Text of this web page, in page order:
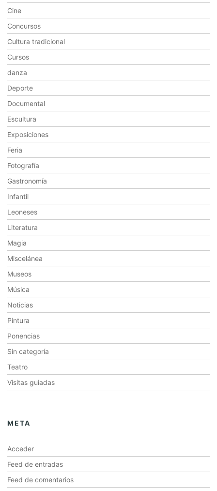
Cine
Concursos
Cultura tradicional
Cursos
danza
Deporte
Documental
Escultura
Exposiciones
Feria
Fotografía
Gastronomía
Infantil
Leoneses
Literatura
Magia
Miscelánea
Museos
Música
Noticias
Pintura
Ponencias
Sin categoría
Teatro
Visitas guiadas
META
Acceder
Feed de entradas
Feed de comentarios